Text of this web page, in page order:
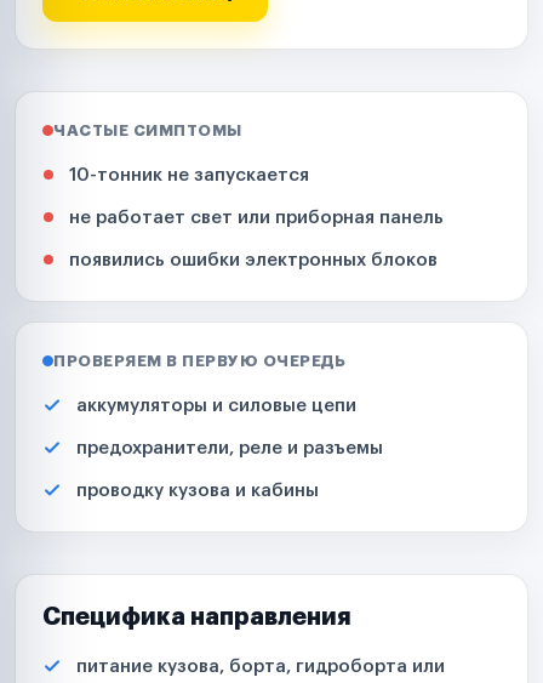
ЧАСТЫЕ СИМПТОМЫ
10-тонник не запускается
не работает свет или приборная панель
появились ошибки электронных блоков
ПРОВЕРЯЕМ В ПЕРВУЮ ОЧЕРЕДЬ
аккумуляторы и силовые цепи
предохранители, реле и разъемы
проводку кузова и кабины
Специфика направления
питание кузова, борта, гидроборта или